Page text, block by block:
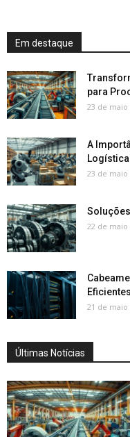
Em destaque
para
23 de maio
A
23 de maio
22 de maio
21 de maio
Últimas Notícias